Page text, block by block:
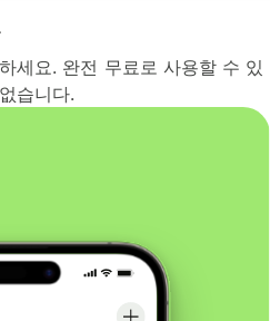
세요. 완전 무료로 사용할 수 있
습니다.